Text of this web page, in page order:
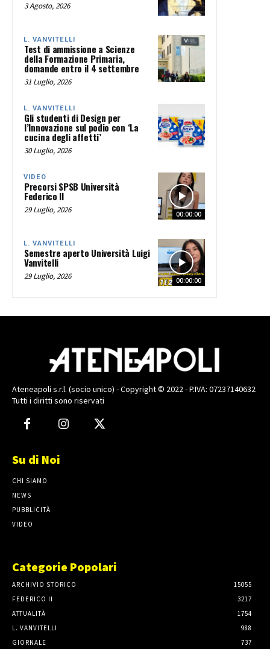
3 Agosto, 2026
L. VANVITELLI
Test di ammissione a Scienze
della Formazione Primaria,
domande entro il 4 settembre
31 Luglio, 2026
L. VANVITELLI
Gli studenti di Design per
l’Innovazione sul podio con ‘La
cucina degli affetti’
30 Luglio, 2026
00:00:00
VIDEO
Precorsi SPSB Università
Federico II
29 Luglio, 2026
00:00:00
L. VANVITELLI
Semestre aperto Università Luigi
Vanvitelli
29 Luglio, 2026
Ateneapoli s.r.l. (socio unico) - Copyright © 2022 - P.IVA: 07237140632
Tutti i diritti sono riservati
Su di Noi
CHI SIAMO
NEWS
PUBBLICITÀ
VIDEO
Categorie Popolari
ARCHIVIO STORICO
15055
FEDERICO II
3217
ATTUALITÀ
1754
L. VANVITELLI
988
GIORNALE
737